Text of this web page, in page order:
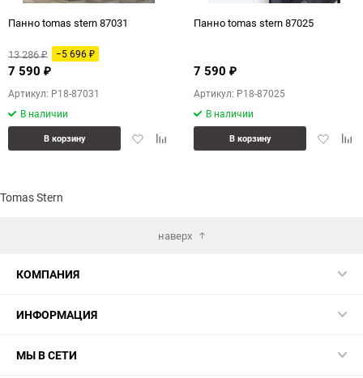
Панно tomas stern 87031
13 286₽ −5 696 ₽
7 590 ₽
Артикул: P18-87031
В наличии
ДобавитьДобавить
В корзину
Панно tomas stern 87025
7 590 ₽
Артикул: P18-87025
В наличии
В корзину
Tomas Stern
наверх
КОМПАНИЯ
ИНФОРМАЦИЯ
МЫ В СЕТИ